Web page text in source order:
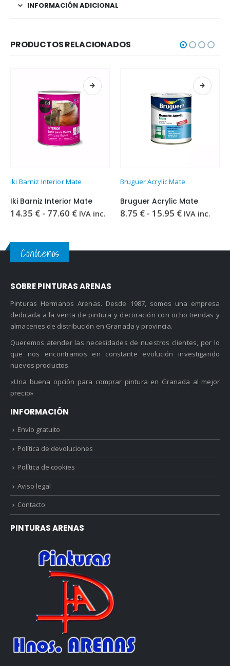
INFORMACIÓN ADICIONAL
PRODUCTOS RELACIONADOS
Iki Barniz Interior Mate
Iki Barniz Interior Mate
14.35 € - 77.60 €Rango
hasta
IVA inc.
Bruguer Acrylic Mate
Bruguer Acrylic Mate
8.75 € - 15.95 €Rango
hasta
IVA inc.
Conócenos
SOBRE PINTURAS ARENAS
Pinturas Hermanos Arenas. Desde 1987, somos una empresa
dedicada a la venta de pintura y decoración con ocho tiendas y
almacenes de distribución en Granada y provincia.
Queremos atender las necesidades de nuestros clientes, por lo
que nos encontramos en constante evolución investigando
nuevos productos.
«Una buena opción para comprar pintura en Granada al mejor
precio»
INFORMACIÓN
Envío gratuito
Política de devoluciones
Política de cookies
Aviso legal
Contacto
PINTURAS ARENAS